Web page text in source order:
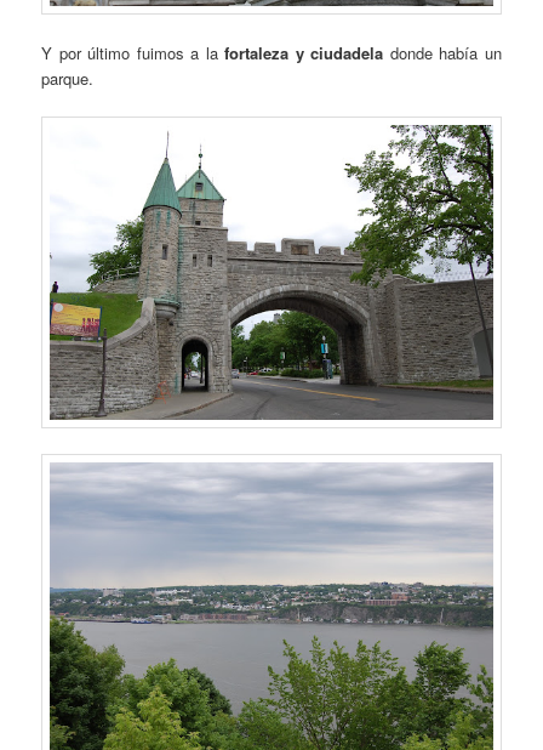
Y por último fuimos a lafortaleza y ciudadela donde había un
parque.